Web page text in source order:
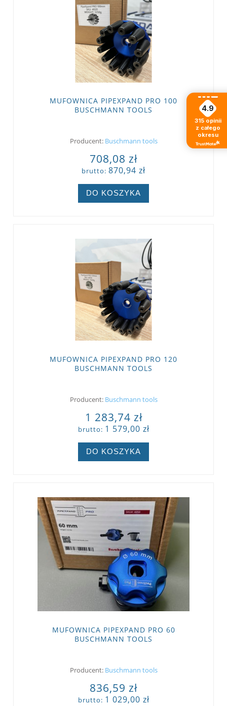
MUFOWNICA PIPEXPAND PRO 100
BUSCHMANN TOOLS
Producent: Buschmann tools
708,08 zł
brutto: 870,94 zł
DO KOSZYKA
MUFOWNICA PIPEXPAND PRO 120
BUSCHMANN TOOLS
Producent: Buschmann tools
1 283,74 zł
brutto: 1 579,00 zł
DO KOSZYKA
MUFOWNICA PIPEXPAND PRO 60
BUSCHMANN TOOLS
Producent: Buschmann tools
836,59 zł
brutto: 1 029,00 zł
4.9
315 opinii
z całego
okresu